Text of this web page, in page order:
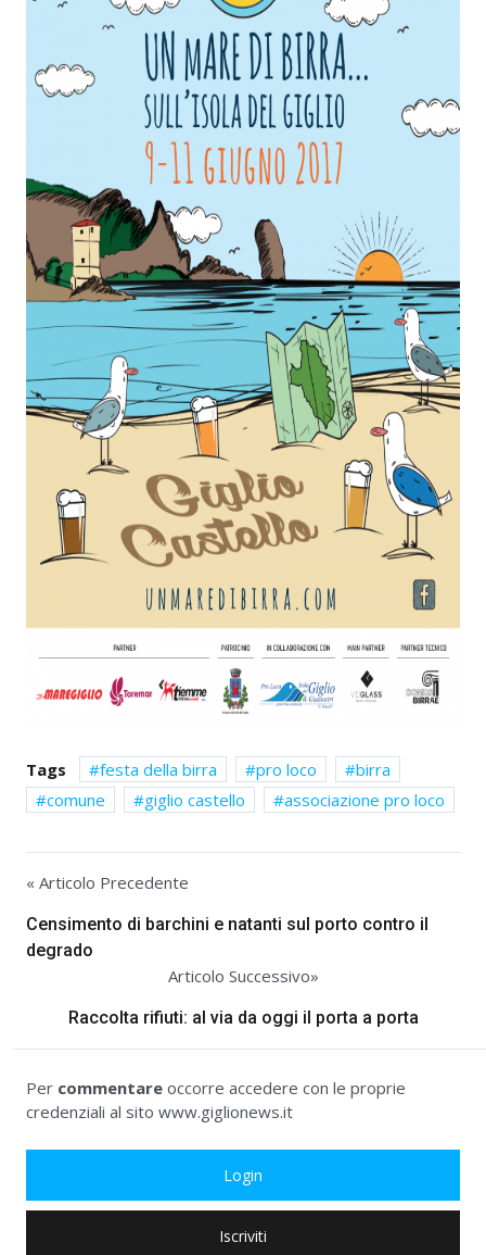
Tags festa della birra pro loco
birra
comune
giglio castello associazione pro loco
« Articolo Precedente
Censimento di barchini e natanti sul porto contro il
degrado
Articolo Successivo»
Raccolta rifiuti: al via da oggi il porta a porta
Per commentare occorre accedere con le proprie
credenziali al sito www.giglionews.it
Login
Iscriviti